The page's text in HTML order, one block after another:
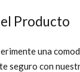
Producto
una
seguro con